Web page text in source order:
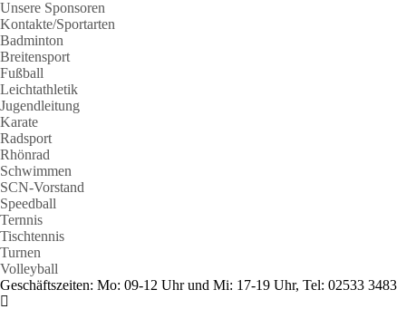
Unsere Sponsoren
Kontakte/Sportarten
Badminton
Breitensport
Fußball
Leichtathletik
Jugendleitung
Karate
Radsport
Rhönrad
Schwimmen
SCN-Vorstand
Speedball
Ternnis
Tischtennis
Turnen
Volleyball
Geschäftszeiten: Mo: 09-12 Uhr und Mi: 17-19 Uhr, Tel: 02533 3483